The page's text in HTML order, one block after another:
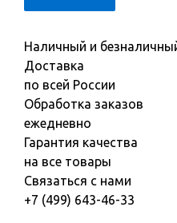
Наличный и
Доставка
по всей России
Обработка заказов
ежедневно
Гарантия качества
на все товары
Связаться с нами
+7 (499) 643-46-33